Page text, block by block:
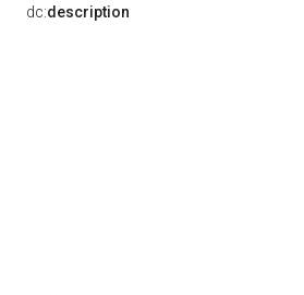
dc:description